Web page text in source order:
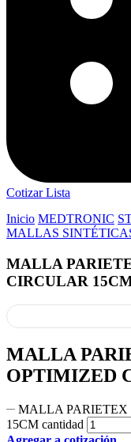
Cotizar Lista
Inicio MEDTRONIC
MALLAS
MALLA
CIRCULAR
MALLA
OPTIMIZED
MALLA PARIETEX
15CM cantidad